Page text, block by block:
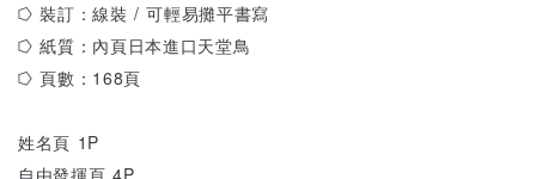
⭔ 裝訂：線裝 / 可輕易攤平書寫
⭔ 紙質：內頁日本進口天堂鳥
⭔ 頁數：168頁
姓名頁 1P